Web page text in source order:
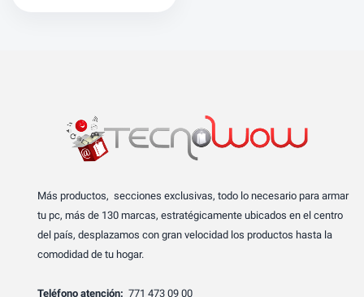
Más productos, secciones exclusivas, todo lo necesario para armar
tu pc, más de 130 marcas, estratégicamente ubicados en el centro
del país, desplazamos con gran velocidad los productos hasta la
comodidad de tu hogar.
Teléfono atención: 771 473 09 00